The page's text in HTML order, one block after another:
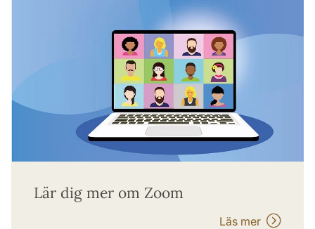
Lär dig mer om Zoom
Läs mer